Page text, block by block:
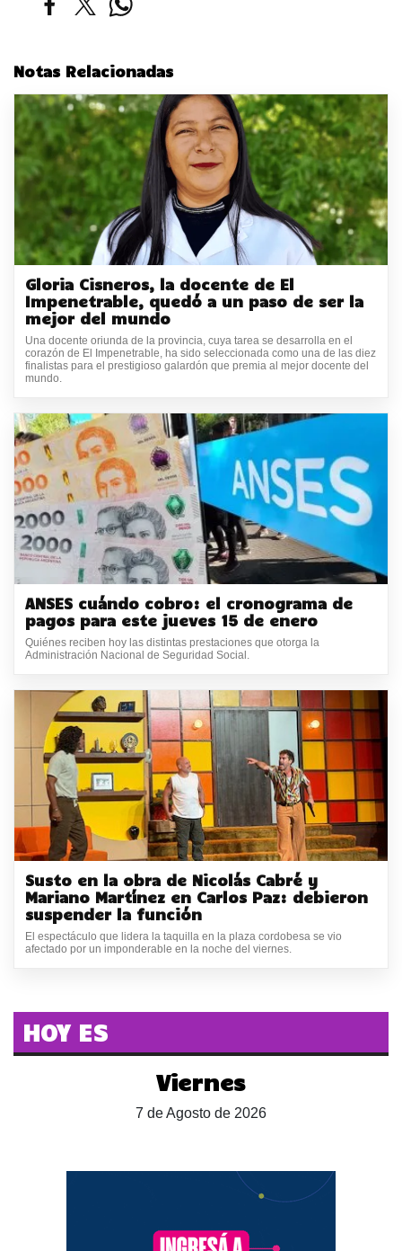
Notas Relacionadas
Gloria Cisneros, la docente de El
Impenetrable, quedó a un paso de ser la
mejor del mundo
Una docente oriunda de la provincia, cuya tarea se desarrolla en el
corazón de El Impenetrable, ha sido seleccionada como una de las diez
finalistas para el prestigioso galardón que premia al mejor docente del
mundo.
ANSES cuándo cobro: el cronograma de
pagos para este jueves 15 de enero
Quiénes reciben hoy las distintas prestaciones que otorga la
Administración Nacional de Seguridad Social.
Susto en la obra de Nicolás Cabré y
Mariano Martínez en Carlos Paz: debieron
suspender la función
El espectáculo que lidera la taquilla en la plaza cordobesa se vio
afectado por un imponderable en la noche del viernes.
HOY ES
Viernes
7 de Agosto de 2026